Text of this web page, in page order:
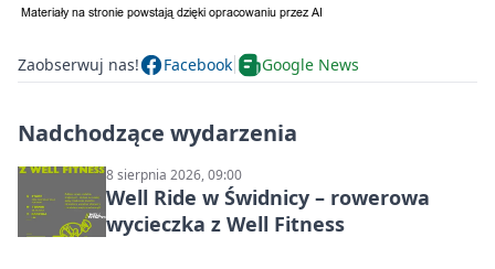
Zaobserwuj nas! Facebook Google News
Nadchodzące wydarzenia
8 sierpnia 2026, 09:00
Well Ride w Świdnicy – rowerowa
wycieczka z Well Fitness